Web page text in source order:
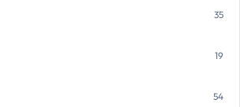
35
19
54